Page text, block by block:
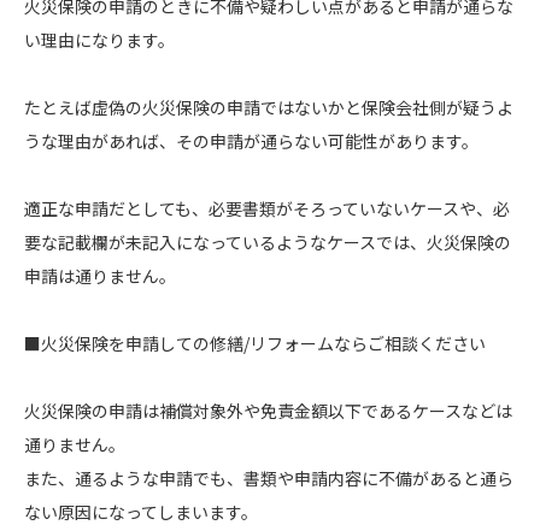
火災保険の申請のときに不備や疑わしい点があると申請が通らな
い理由になります。
たとえば虚偽の火災保険の申請ではないかと保険会社側が疑うよ
うな理由があれば、その申請が通らない可能性があります。
適正な申請だとしても、必要書類がそろっていないケースや、必
要な記載欄が未記入になっているようなケースでは、火災保険の
申請は通りません。
■火災保険を申請しての修繕/リフォームならご相談ください
火災保険の申請は補償対象外や免責金額以下であるケースなどは
通りません。
また、通るような申請でも、書類や申請内容に不備があると通ら
ない原因になってしまいます。